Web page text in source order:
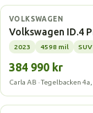
Elbil
VOLKSWAGEN
Volkswagen ID.4
2023 4598 mil SUV
384 990 kr
Carla AB · Tegelbacken